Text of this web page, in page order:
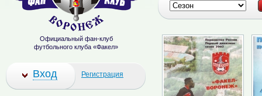
Официальный фан-клуб
футбольного клуба «Факел»
Вход Регистрация